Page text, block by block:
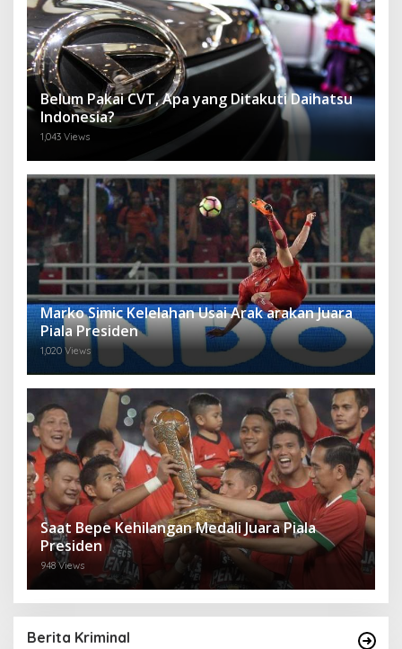
Belum Pakai CVT, Apa yang Ditakuti Daihatsu
Indonesia?
1,043 Views
Marko Simic Kelelahan Usai Arak arakan Juara
Piala Presiden
1,020 Views
Saat Bepe Kehilangan Medali Juara Piala
Presiden
948 Views
Berita Kriminal